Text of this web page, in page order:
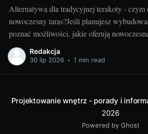
Alternatywa dla tradycyjnej terakoty - czym
nowoczesny taras?Jeśli planujesz
poznać możliwości, jakie oferują
Można przecież zdecydować się na coś
tradycyjną terakotę. Ale jak wygląda
Redakcja
30 lip 2026 • 1 min read
Projektowanie wnętrz - porady i
2026
Powered by Ghost